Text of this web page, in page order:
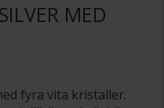
MED
fyra vita kristaller.